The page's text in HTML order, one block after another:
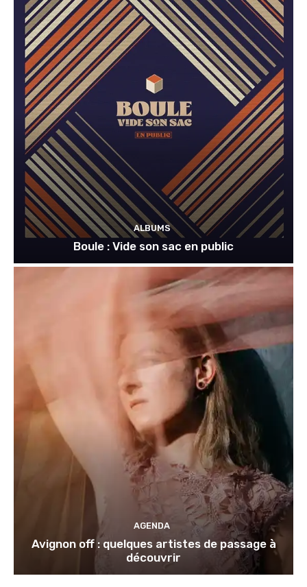
ALBUMS
Boule : Vide son sac en public
AGENDA
Avignon off : quelques artistes de passage à
découvrir